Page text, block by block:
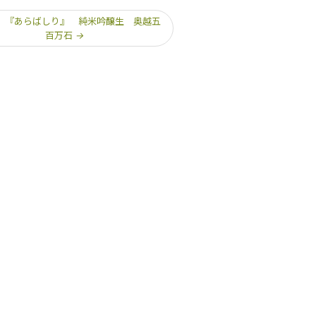
あらばしり』 純米吟醸生 奥越五
百万石 →